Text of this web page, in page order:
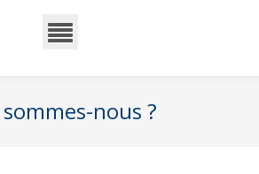
nous ?